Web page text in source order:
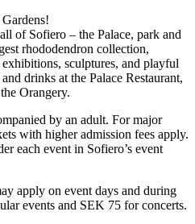
of Sofiero – the Palace, park and
rhododendron collection,
sculptures, and playful
drinks at the Palace Restaurant,
Orangery.
by an adult. For major
with higher admission fees apply.
each event in Sofiero’s event
apply on event days and during
events and SEK 75 for concerts.